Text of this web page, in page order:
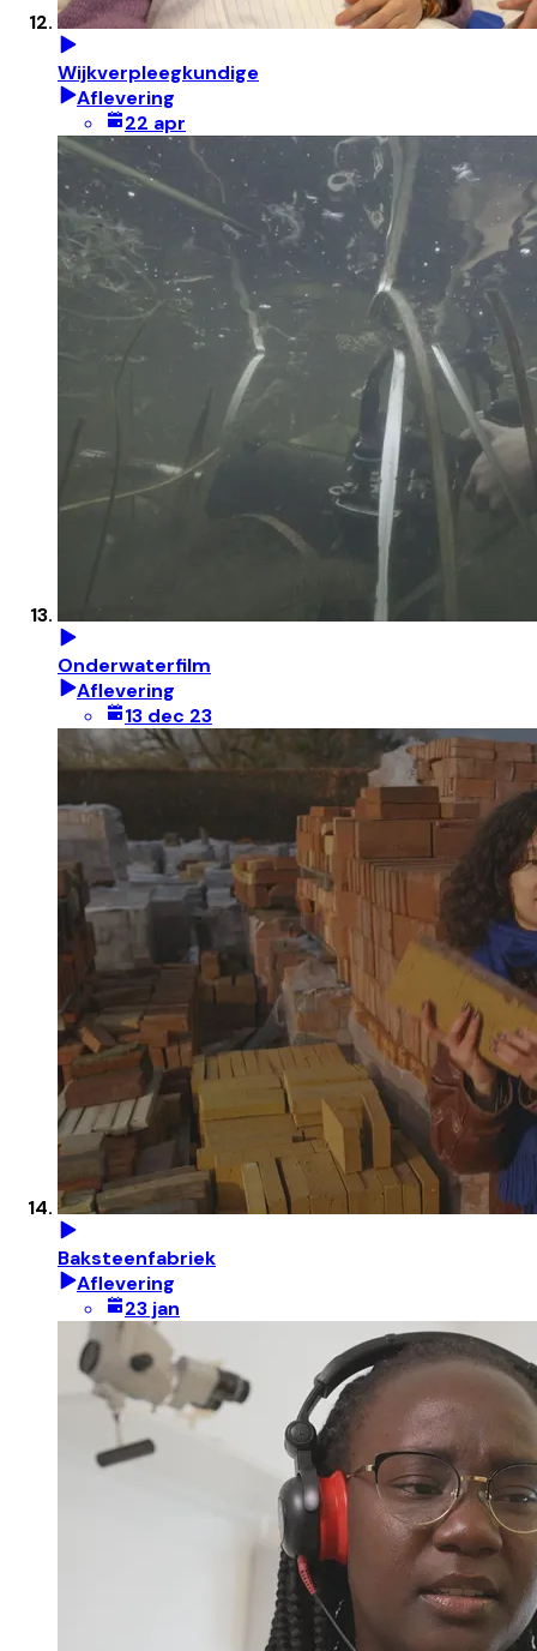
Wijkverpleegkundige
Aflevering
22 apr
Onderwaterfilm
Aflevering
13 dec 23
Baksteenfabriek
Aflevering
23 jan